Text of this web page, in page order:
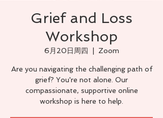
Grief and Loss
Workshop
6月20日周四 Zoom
Are you navigating the challenging path of
grief? You're not alone. Our
compassionate, supportive online
workshop is here to help.